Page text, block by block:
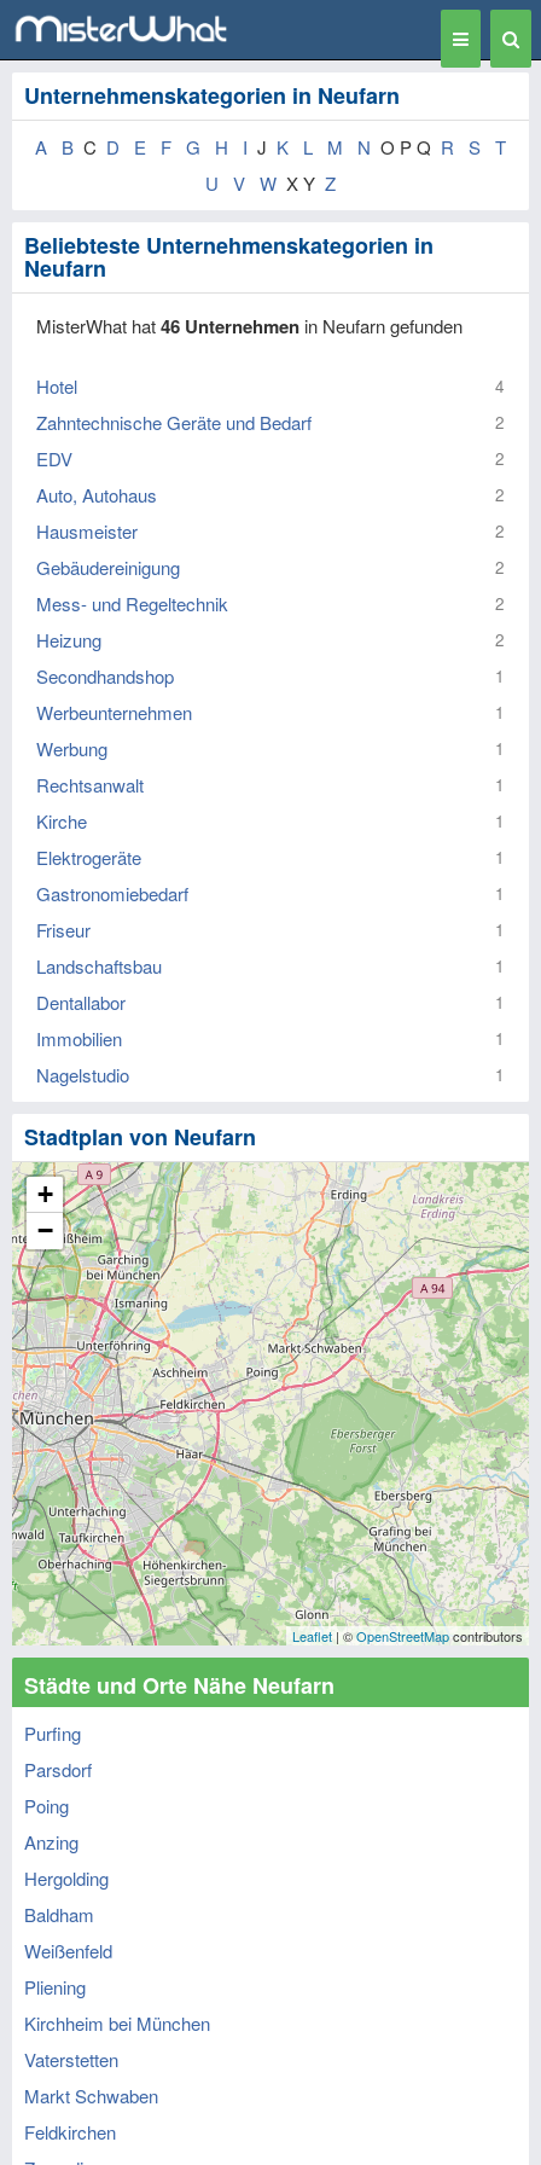
Toggle
navigation
Unternehmenskategorien in Neufarn
A B C D E F G H I J K L M N O P Q R S T
U
V W X Y Z
Beliebteste Unternehmenskategorien in
Neufarn
MisterWhat hat46 Unternehmen in Neufarn gefunden
Hotel 4
Zahntechnische Geräte und Bedarf 2
EDV 2
Auto, Autohaus 2
Hausmeister 2
Gebäudereinigung 2
Mess- und Regeltechnik 2
Heizung 2
Secondhandshop 1
Werbeunternehmen 1
Werbung 1
Rechtsanwalt 1
Kirche 1
Elektrogeräte 1
Gastronomiebedarf 1
Friseur 1
Landschaftsbau 1
Dentallabor 1
Immobilien 1
Nagelstudio 1
Stadtplan von Neufarn
+
−
Leaflet | ©OpenStreetMapcontributors
Städte und Orte Nähe Neufarn
Purfing
Parsdorf
Poing
Anzing
Hergolding
Baldham
Weißenfeld
Pliening
Kirchheim bei München
Vaterstetten
Markt Schwaben
Feldkirchen